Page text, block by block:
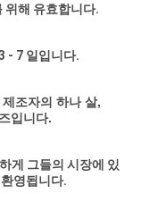
위해 유효합니다.
- 7 일입니다.
조자의 하나 살,
입니다.
게 그들의 시장에 있
영됩니다.